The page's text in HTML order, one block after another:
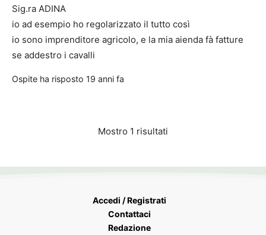
Sig.ra ADINA
io ad esempio ho regolarizzato il tutto così
io sono imprenditore agricolo, e la mia aienda fà fatture
se addestro i cavalli
Ospite ha risposto 19 anni fa
Mostro 1 risultati
Accedi / Registrati
Contattaci
Redazione